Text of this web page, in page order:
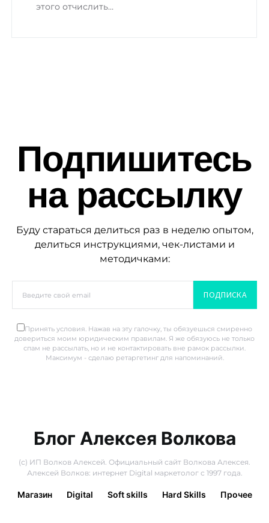
этого отчислить…
Подпишитесь
на рассылку
Буду стараться делиться раз в неделю опытом,
делиться инструкциями, чек-листами и
методичками:
ПОДПИСКА
Принять условия. Нажав на эту галочку, ты обязуешься смиренно
довериться моим юридическим правилам. Я же обязуюсь не только
спам не рассылать, но и не контактировать вне рамок рассылки.
Максимум - сделаю ретаргетинг для напоминаний.
Блог Алексея Волкова
(с) ИП Волков Алексей. Официальный сайт Волкова Алексея.
Алексей Волков: интернет Digital маркетолог с 1997 года.
Магазин Digital Soft skills Hard Skills Прочее